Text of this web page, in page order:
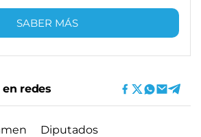
SABER MÁS
redes
Diputados